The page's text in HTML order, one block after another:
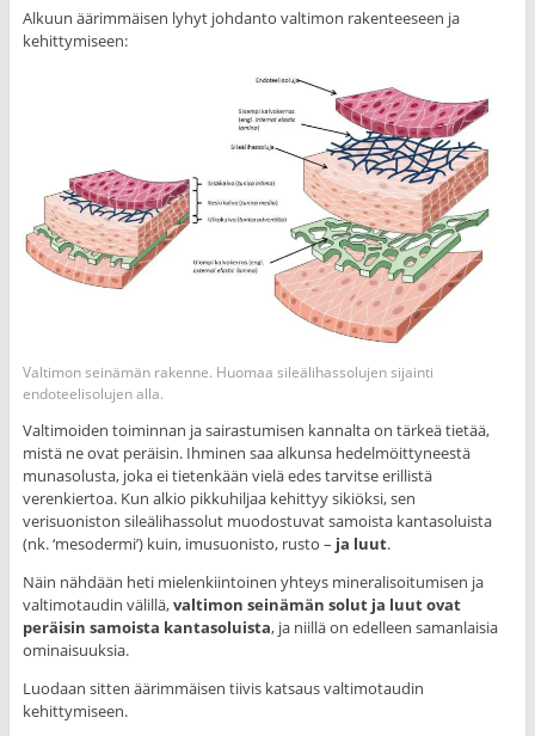
Alkuun äärimmäisen lyhyt johdanto valtimon rakenteeseen ja
kehittymiseen:
Valtimon seinämän rakenne. Huomaa sileälihassolujen sijainti
endoteelisolujen alla.
Valtimoiden toiminnan ja sairastumisen kannalta on tärkeä tietää,
mistä ne ovat peräisin. Ihminen saa alkunsa hedelmöittyneestä
munasolusta, joka ei tietenkään vielä edes tarvitse erillistä
verenkiertoa. Kun alkio pikkuhiljaa kehittyy sikiöksi, sen
verisuoniston sileälihassolut muodostuvat samoista kantasoluista
(nk. ‘mesodermi’) kuin, imusuonisto, rusto – ja luut.
Näin nähdään heti mielenkiintoinen yhteys mineralisoitumisen ja
valtimotaudin välillä,valtimon seinämän solut ja luut ovat
peräisin samoista kantasoluista, ja niillä on edelleen samanlaisia
ominaisuuksia.
Luodaan sitten äärimmäisen tiivis katsaus valtimotaudin
kehittymiseen.